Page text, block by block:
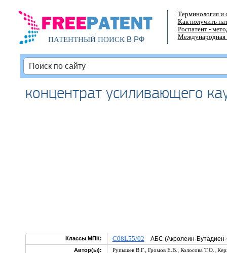
ПАТЕНТНЫЙ ПОИСКВ РФ
Терминология и
Как получить
Роспатент -
Международная
концентрат усиливающего
Классы МПК: C08L55/02 АБС (Акролеин-
Автор(ы): Рупышев В.Г. , Громов Е.В. , Колосова Т.О. ,